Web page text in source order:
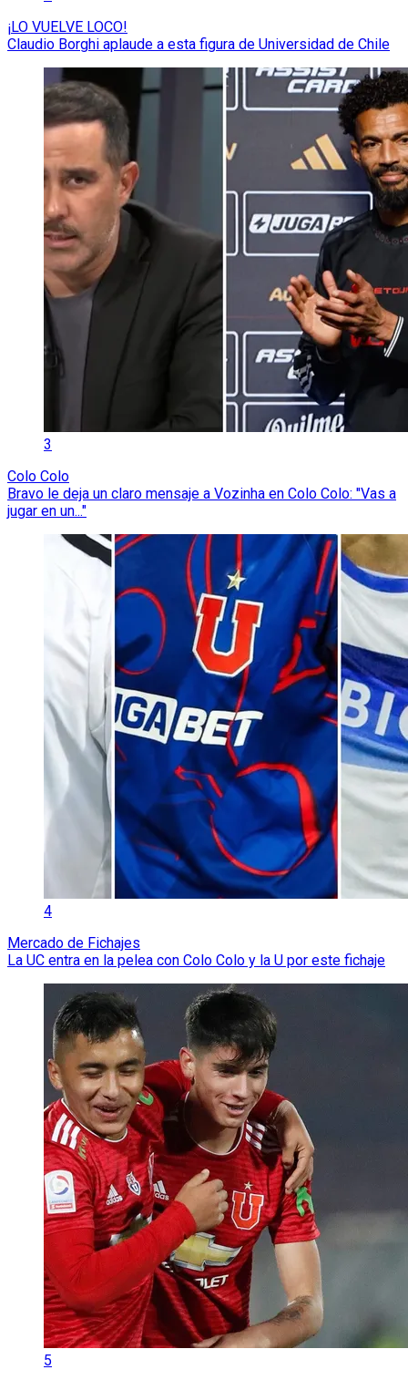
¡LO VUELVE LOCO!
Claudio Borghi aplaude a esta figura de Universidad de Chile
3
Colo Colo
Bravo le deja un claro mensaje a Vozinha en Colo Colo: "Vas a
jugar en un..."
4
Mercado de Fichajes
La UC entra en la pelea con Colo Colo y la U por este fichaje
5